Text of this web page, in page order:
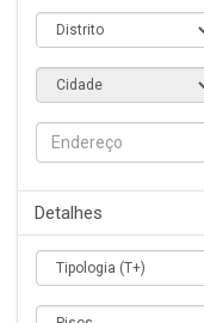
Detalhes